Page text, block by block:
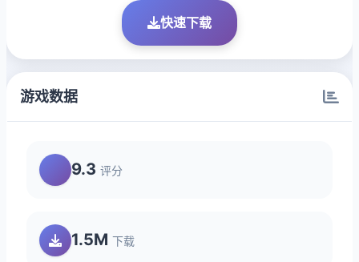
快速下载
游戏数据
9.3 评分
1.5M 下载